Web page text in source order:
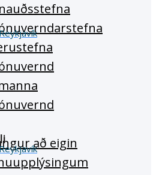
að eigin